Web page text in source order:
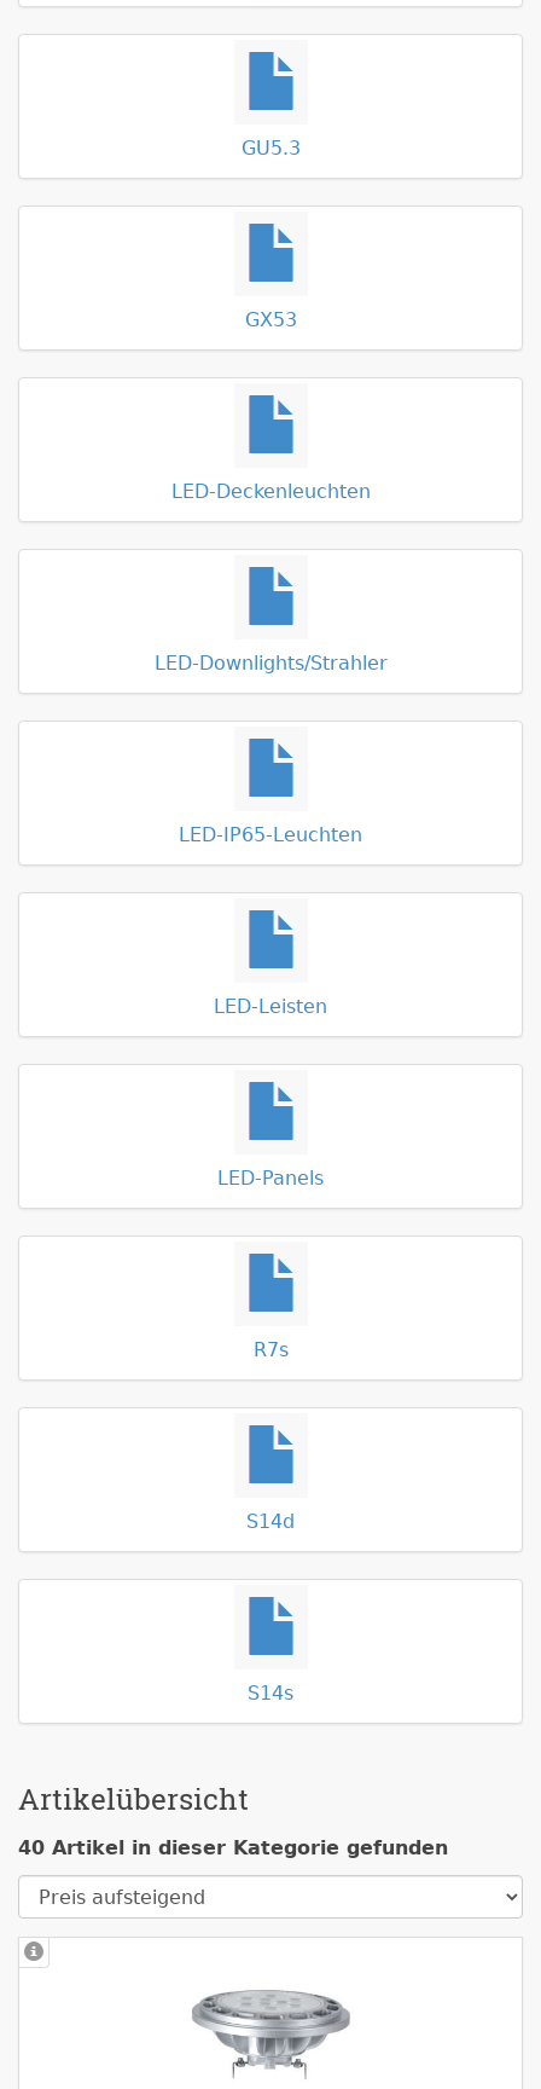
GU5.3
GX53
LED-Deckenleuchten
LED-Downlights/Strahler
LED-IP65-Leuchten
LED-Leisten
LED-Panels
R7s
S14d
S14s
Artikelübersicht
40 Artikel in dieser Kategorie gefunden